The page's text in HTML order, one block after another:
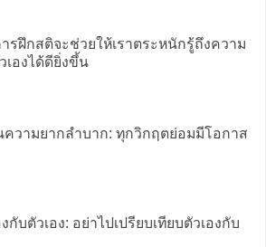
รฝึกสติจะช่วยให้เราตระหนักรู้ถึงความ
องได้ดียิ่งขึ้น
ความยากลำบาก: ทุกวิกฤตย่อมมีโอกาส
กับตัวเอง: อย่าไปเปรียบเทียบตัวเองกับ